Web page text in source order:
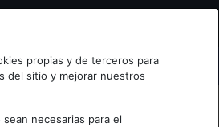
propias y de terceros para
del sitio y mejorar nuestros
necesarias para el